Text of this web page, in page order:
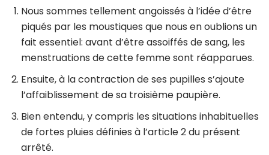
Nous sommes tellement angoissés à l’idée d’être
piqués par les moustiques que nous en oublions un
fait essentiel: avant d’être assoiffés de sang, les
menstruations de cette femme sont réapparues.
Ensuite, à la contraction de ses pupilles s’ajoute
l’affaiblissement de sa troisième paupière.
Bien entendu, y compris les situations inhabituelles
de fortes pluies définies à l’article 2 du présent
arrêté.